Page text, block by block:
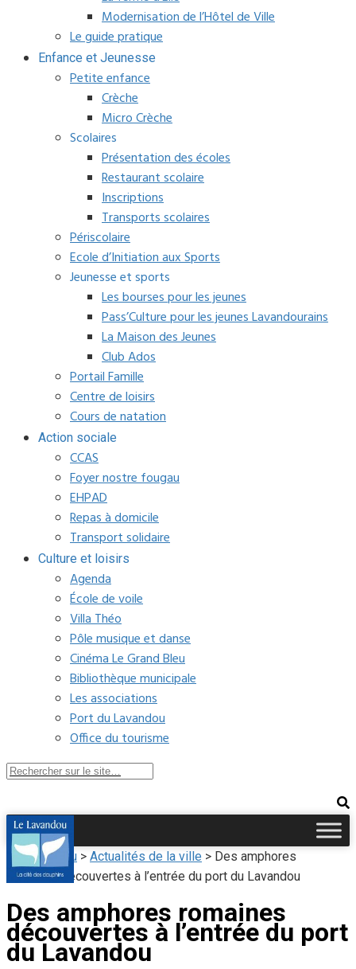
Modernisation de l’Hôtel de Ville
Le guide pratique
Enfance et Jeunesse
Petite enfance
Crèche
Micro Crèche
Scolaires
Présentation des écoles
Restaurant scolaire
Inscriptions
Transports scolaires
Périscolaire
Ecole d’Initiation aux Sports
Jeunesse et sports
Les bourses pour les jeunes
Pass’Culture pour les jeunes Lavandourains
La Maison des Jeunes
Club Ados
Portail Famille
Centre de loisirs
Cours de natation
Action sociale
CCAS
Foyer nostre fougau
EHPAD
Repas à domicile
Transport solidaire
Culture et loisirs
Agenda
École de voile
Villa Théo
Pôle musique et danse
Cinéma Le Grand Bleu
Bibliothèque municipale
Les associations
Port du Lavandou
Office du tourisme
Le Lavandou > Actualités de la ville > Des amphores
romaines découvertes à l’entrée du port du Lavandou
Des amphores romaines
découvertes à l’entrée du port
du Lavandou